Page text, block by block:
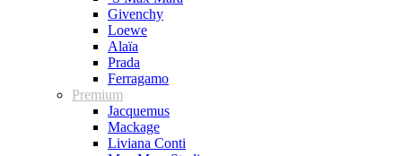
Givenchy
Loewe
Alaïa
Prada
Ferragamo
Premium
Jacquemus
Mackage
Liviana Conti